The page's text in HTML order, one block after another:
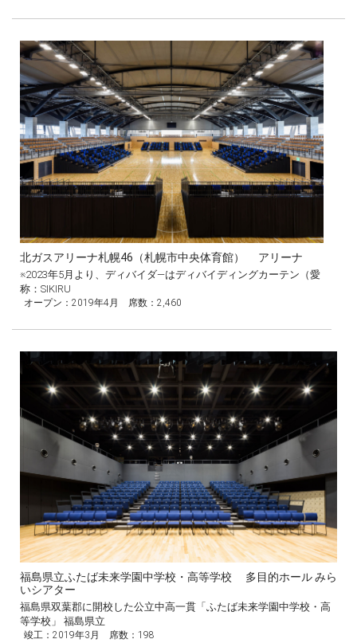
北ガスアリーナ札幌46（札幌市中央体育館） アリーナ
※2023年5月より、ディバイダ―はディバイディングカーテン（愛
称：SIKIRU
オープン：2019年4月 席数：2,460
福島県立ふたば未来学園中学校・高等学校 多目的ホール みら
いシアター
福島県双葉郡に開校した公立中高一貫「ふたば未来学園中学校・高
等学校」 福島県立
竣工：2019年3月 席数：198